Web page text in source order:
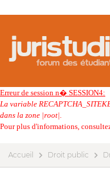
Erreur de session n� SESSION4:
La variable
dans la zone |root|.
Pour plus d'informations,
Accueil Droit public